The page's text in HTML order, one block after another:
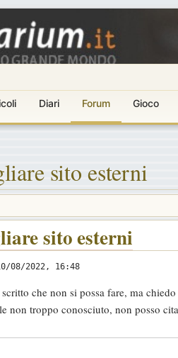
Diari Forum Gioco
sito esterni
sito esterni
08/2022, 16:48
che non si possa fare, ma
non troppo conosciuto, non posso